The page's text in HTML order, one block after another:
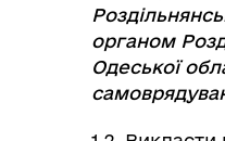
органом
Одеської